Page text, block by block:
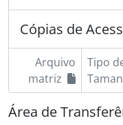
[Item]
Cópias de
Arquivo
matriz
Tipo
Área de